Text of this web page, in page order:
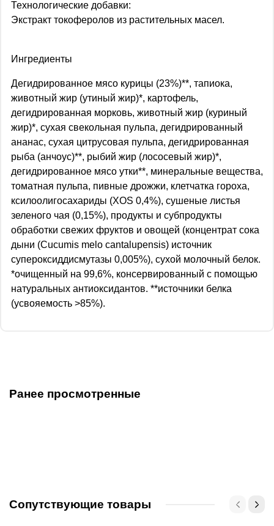
Технологические добавки:
Экстракт токоферолов из растительных масел.
Ингредиенты
Дегидрированное мясо курицы (23%)**, тапиока,
животный жир (утиный жир)*, картофель,
дегидрированная морковь, животный жир (куриный
жир)*, сухая свекольная пульпа, дегидрированный
ананас, сухая цитрусовая пульпа, дегидрированная
рыба (анчоус)**, рыбий жир (лососевый жир)*,
дегидрированное мясо утки**, минеральные вещества,
томатная пульпа, пивные дрожжи, клетчатка гороха,
ксилоолигосахариды (XOS 0,4%), сушеные листья
зеленого чая (0,15%), продукты и субпродукты
обработки свежих фруктов и овощей (концентрат сока
дыни (Cucumis melo cantalupensis) источник
супероксиддисмутазы 0,005%), сухой молочный белок.
*очищенный на 99,6%, консервированный с помощью
натуральных антиоксидантов. **источники белка
(усвояемость >85%).
Ранее просмотренные
Сопутствующие товары